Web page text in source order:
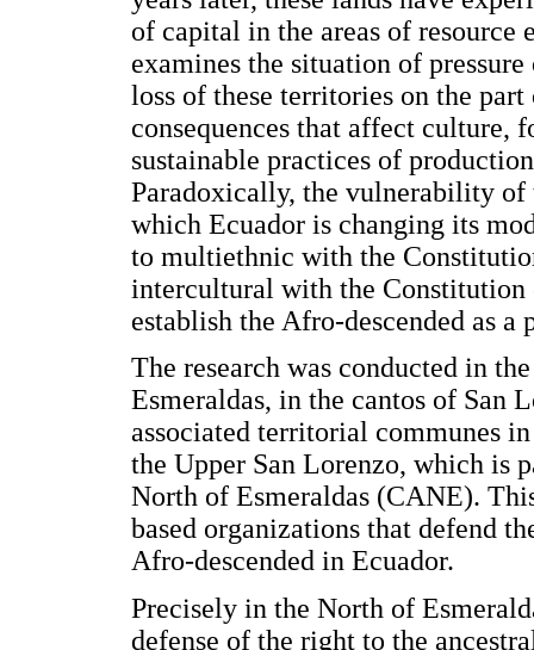
of capital in the areas of
examines the situation of
loss of these territories on the
consequences that affect culture,
sustainable practices of
Paradoxically, the vulnerability
which Ecuador is changing its
to multiethnic with the
intercultural with the Constitution
establish the Afro-descended as
The research was conducted in
Esmeraldas, in the cantos of San
associated territorial communes
the Upper San Lorenzo, which is
North of Esmeraldas (CANE).
based organizations that defend
Afro-descended in Ecuador.
Precisely in the North of
defense of the right to the